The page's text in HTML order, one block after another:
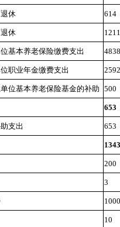
休 614
休 1211
基本养老保险缴费支出 4838
职业年金缴费支出 2592
位基本养老保险基金的补助 500
653
支出 653
1343
200
3
1000
10